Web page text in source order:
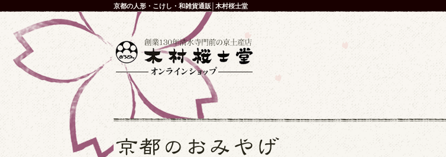
京都の人形・こけし・和雑貨通販│木村桜士堂